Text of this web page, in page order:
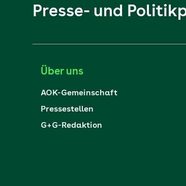
Presse- und
Über uns
AOK-Gemeinschaft
Pressestellen
G+G-Redaktion